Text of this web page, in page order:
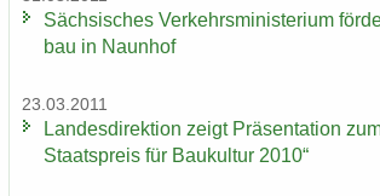
Säch­si­sches Ver­kehrs­mi­nis­te­ri­um
bau in Naun­hof
23.03.2011
Lan­des­di­rek­ti­on zeigt Prä­sen­ta­ti­on
Staats­preis für Bau­kul­tur 2010“